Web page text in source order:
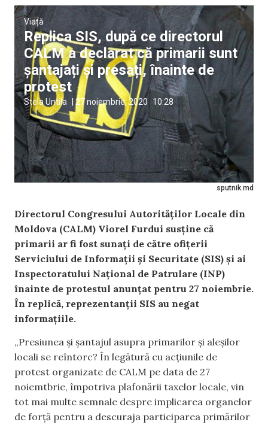
sputnik.md
Viață
Replica SIS, după ce directorul
CALM a declarat că primarii sunt
șantajați și presați, înainte de
protest
Stela Untila 27 noiembrie, 2020 10:28
Directorul Congresului Autorităților Locale din
Moldova (CALM) Viorel Furdui susține că
primarii ar fi fost sunați de către ofițerii
Serviciului de Informații și Securitate (SIS) și ai
Inspectoratului Național de Patrulare (INP)
înainte de protestul anunțat pentru 27 noiembrie.
În replică, reprezentanții SIS au negat
informațiile.
„Presiunea și șantajul asupra primarilor și aleșilor
locali se reîntorc? În legătură cu acțiunile de
protest organizate de CALM pe data de 27
noiemtbrie, împotriva plafonării taxelor locale, vin
tot mai multe semnale despre implicarea organelor
de forță pentru a descuraja participarea primărilor